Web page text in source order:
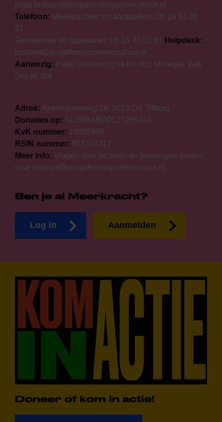
peter.brabant@jeugdfondssportencultuur.nl
Telefoon: Meerkrachten en aanbieders: 06 24 91 08
57
Gemeenten en sponsoren: 06 15 40 83 83 Helpdesk:
brabant@jeugdfondssportencultuur.nl
Aanwezig: Peter Overeem (ma t/m do), Monique Valk
(wo en do)
Adres: Apennijnenweg 16, 5022 DV Tilburg
Donaties op: NL04RABO0127265244
KvK nummer: 18085996
RSIN nummer: 817334117
Meer info: Vragen over facturen en betalingen mailen
naar brabant@jeugdfondssportencultuur.nl.
Ben je al Meerkracht?
Log in Aanmelden
Doneer of kom in actie!